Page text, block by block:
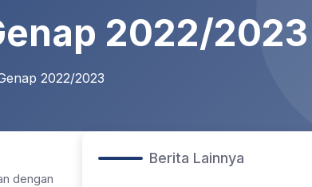
2022/2023
2022/2023
dengan
Berita Lainnya